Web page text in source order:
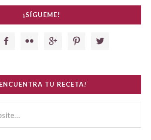
¡SÍGUEME!
    
TU RECETA!